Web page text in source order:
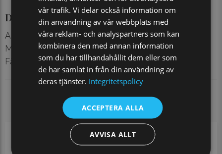
Detaljer
Artikelnummer:
312009921P
Material
Buffelläder
Färg
Svart
KOMBINERA MED
vår trafik. Vi delar också information om
din användning av vår webbplats med
våra reklam- och analyspartners som kan
kombinera den med annan information
som du har tillhandahållit dem eller som
de har samlat in från din användning av
deras tjänster. Integritetspolicy
ACCEPTERA ALLA
AVVISA ALLT